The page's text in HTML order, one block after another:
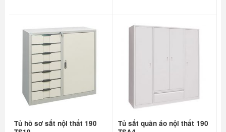
Tủ hồ sơ sắt nội thất 190
Tủ sắt quần áo nội thất 190